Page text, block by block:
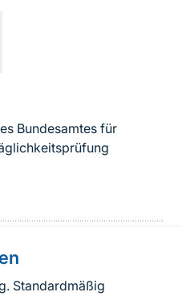
Standardmäßig
Bundesamtes für